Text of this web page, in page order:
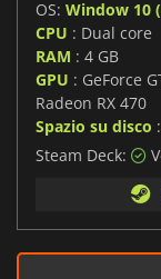
OS: Window 10
CPU : Dual core
RAM : 4 GB
GPU : GeForce
Radeon RX 470
Spazio su disco
Steam Deck: